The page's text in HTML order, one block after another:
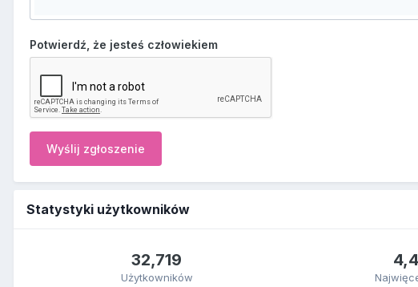
Potwierdź, że jesteś człowiekiem
Wyślij zgłoszenie
Statystyki użytkowników
32,719
Użytkowników